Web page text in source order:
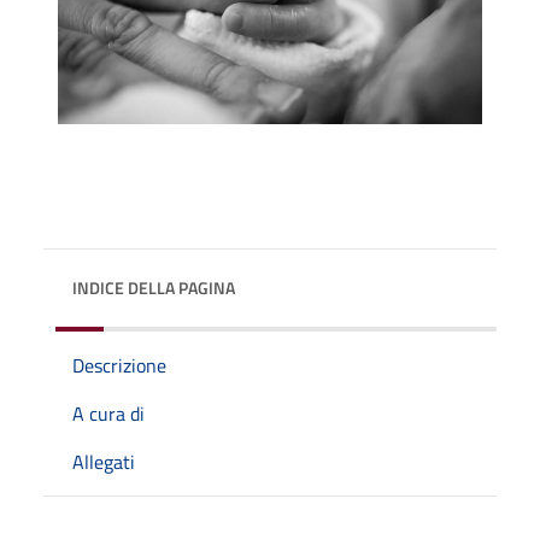
INDICE DELLA PAGINA
Descrizione
A cura di
Allegati